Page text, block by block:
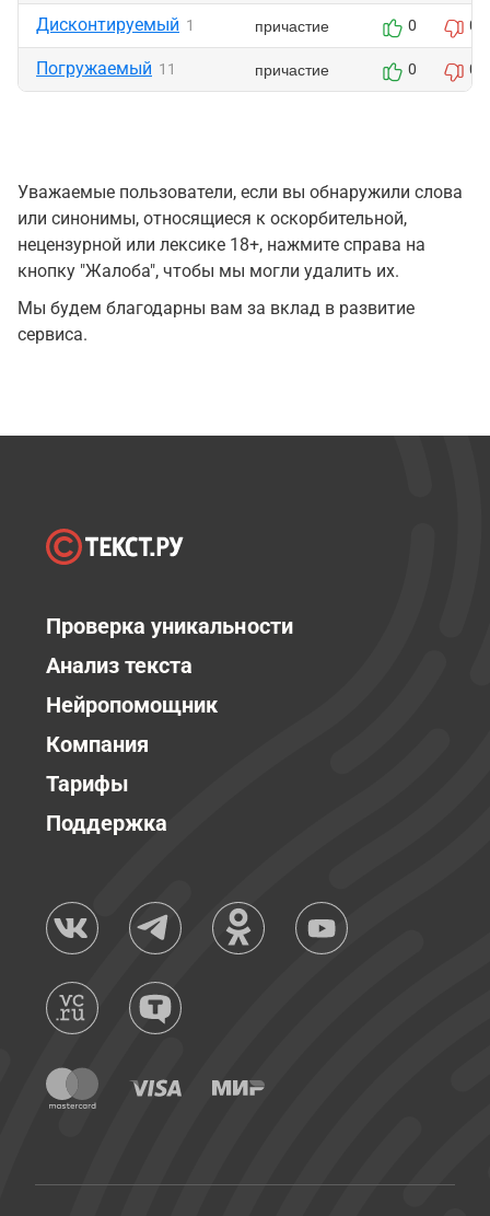
Дисконтируемый 1 причастие 0 0
Погружаемый 11 причастие 0 0
Уважаемые пользователи, если вы обнаружили слова
или синонимы, относящиеся к оскорбительной,
нецензурной или лексике 18+, нажмите справа на
кнопку "Жалоба", чтобы мы могли удалить их.
Мы будем благодарны вам за вклад в развитие
сервиса.
Проверка уникальности
Анализ текста
Нейропомощник
Компания
Тарифы
Поддержка